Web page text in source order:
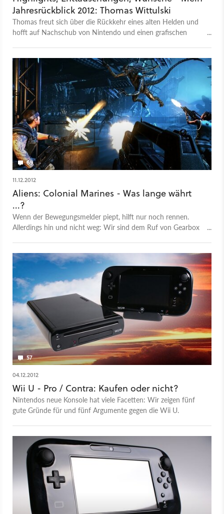
Jahresrückblick 2012: Thomas Wittulski
Thomas freut sich über die Rückkehr eines alten Helden und
hofft auf Nachschub von Nintendo und einen grafischen
69
11.12.2012
Aliens: Colonial Marines - Was lange währt
...?
Wenn der Bewegungsmelder piept, hilft nur noch rennen.
Allerdings hin und nicht weg: Wir sind dem Ruf von Gearbox
57
04.12.2012
Wii U - Pro / Contra: Kaufen oder nicht?
Nintendos neue Konsole hat viele Facetten: Wir zeigen fünf
gute Gründe für und fünf Argumente gegen die Wii U.